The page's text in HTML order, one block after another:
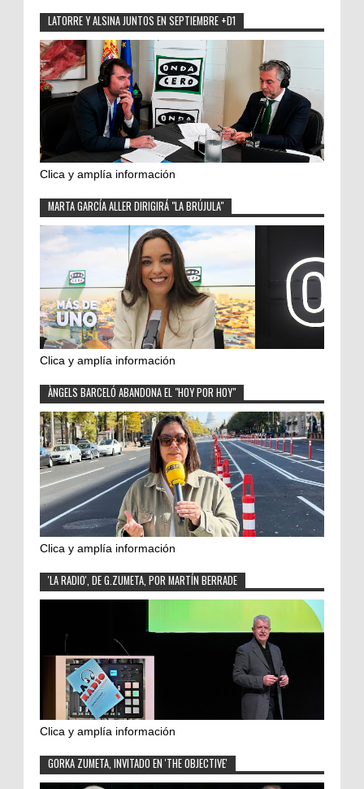
LATORRE Y ALSINA JUNTOS EN SEPTIEMBRE +D1
Clica y amplía información
MARTA GARCÍA ALLER DIRIGIRÁ "LA BRÚJULA"
Clica y amplía información
ÀNGELS BARCELÓ ABANDONA EL "HOY POR HOY"
Clica y amplía información
'LA RADIO', DE G.ZUMETA, POR MARTÍN BERRADE
Clica y amplía información
GORKA ZUMETA, INVITADO EN 'THE OBJECTIVE'